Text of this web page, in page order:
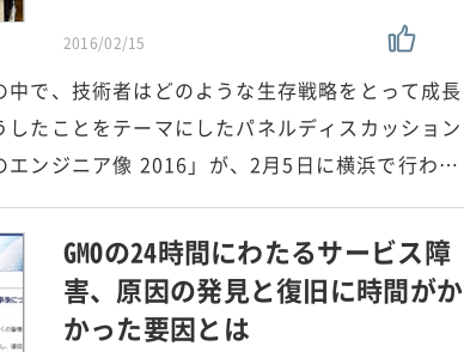
2016/02/15
で、技術者はどのような生存戦略をとって成長
したことをテーマにしたパネルディスカッション
エンジニア像 2016」が、2月5日に横浜で行わ…
GMOの24時間にわたるサービス障
害、原因の発見と復旧に時間がか
かった要因とは